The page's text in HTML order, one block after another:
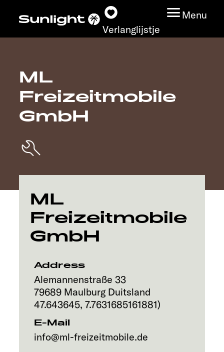
Verlanglijstje
Menu
Modeloverzicht
Configurator
Vind jouw Sunlight
Ontdek
Service
ML
Freizeitmobile
GmbH
ML
Freizeitmobile
GmbH
Address
Alemannenstraße 33
79689 Maulburg Duitsland
47.643645, 7.7631685161881)
E-Mail
info@ml-freizeitmobile.de